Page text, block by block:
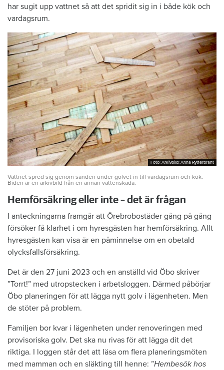
har sugit upp vattnet så att det spridit sig in i både kök och
vardagsrum.
Foto: Arkivbild: Anna Rytterbrant
Foto: Arkivbild: Anna Rytterbrant
Vattnet spred sig genom sanden under golvet in till vardagsrum och kök.
Biden är en arkivbild från en annan vattenskada.
Hemförsäkring eller inte – det är frågan
I anteckningarna framgår att Örebrobostäder gång på gång
försöker få klarhet i om hyresgästen har hemförsäkring. Allt
hyresgästen kan visa är en påminnelse om en obetald
olycksfallsförsäkring.
Det är den 27 juni 2023 och en anställd vid Öbo skriver
”Torrt!” med utropstecken i arbetsloggen. Därmed påbörjar
Öbo planeringen för att lägga nytt golv i lägenheten. Men
de stöter på problem.
Familjen bor kvar i lägenheten under renoveringen med
provisoriska golv. Det ska nu rivas för att lägga dit det
riktiga. I loggen står det att läsa om flera planeringsmöten
med mamman och en släkting till henne: ”Hembesök hos